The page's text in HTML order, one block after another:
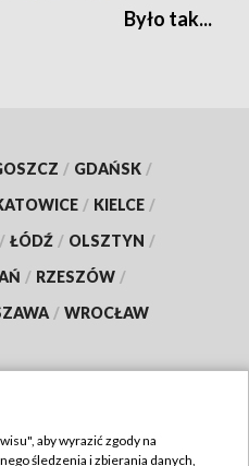
Było tak...
/ GDAŃSK /
/ KIELCE /
/ ŁÓDŹ / OLSZTYN /
/ RZESZÓW /
/ WROCŁAW
aby wyrazić zgody na
śledzenia i zbierania danych,